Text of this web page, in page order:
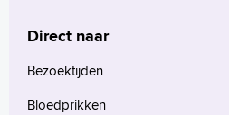
Direct naar
Bezoektijden
Bloedprikken